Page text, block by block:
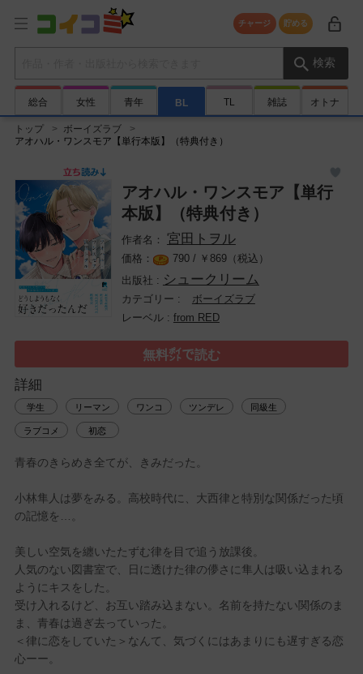
チャージ 貯める
検索
総合 女性 青年 BL TL 雑誌 オトナ
トップ
ボーイズラブ
アオハル・ワンスモア【単行本版】（特典付き）
アオハル・ワンスモア【単行
本版】（特典付き）
宮田トヲル
790 / ￥ 869（税込）
シュークリーム
ボーイズラブ
from RED
無料㌽で読む
詳細
学生 リーマン ワンコ ツンデレ 同級生
ラブコメ 初恋
青春のきらめき全てが、きみだった。
小林隼人は夢をみる。高校時代に、大西律と特別な関係だった頃
の記憶を…。
美しい空気を纏いたたずむ律を目で追う放課後。
人気のない図書室で、日に透けた律の儚さに隼人は吸い込まれる
ようにキスをした。
受け入れるけど、お互い踏み込まない。名前を持たない関係のま
ま、青春は過ぎ去っていった。
＜律に恋をしていた＞なんて、気づくにはあまりにも遅すぎる恋
心ーー。